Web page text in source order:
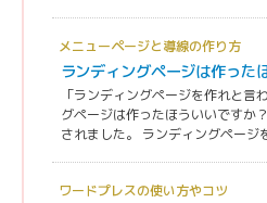
メニューページと導線の作り方
ランディングページは作った
「ランディングページを作れと言
グページは作ったほういいですか
されました。 ランディングページ
ワードプレスの使い方やコツ